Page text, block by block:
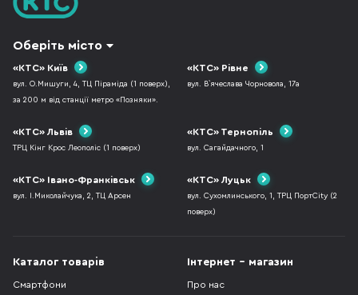
Оберіть місто
«КТС» Київ
вул. О.Мишуги, 4, ТЦ Піраміда (1 поверх),
за 200 м від станції метро «Позняки».
«КТС» Рівне
вул. В`ячеслава Чорновола, 17а
«КТС» Львів
ТРЦ Кінг Крос Леополіс (1 поверх)
«КТС» Тернопіль
вул. Сагайдачного, 1
«КТС» Івано-Франківськ
вул. І.Миколайчука, 2, ТЦ Арсен
«КТС» Луцьк
вул. Сухомлинського, 1, ТРЦ ПортCity (2
поверх)
Каталог товарів
Смартфони
Інтернет - магазин
Про нас